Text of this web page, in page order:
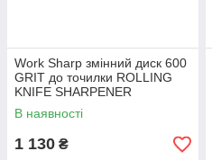
Work Sharp змінний диск 600
GRIT до точилки ROLLING
KNIFE SHARPENER
В наявності
1 130 ₴